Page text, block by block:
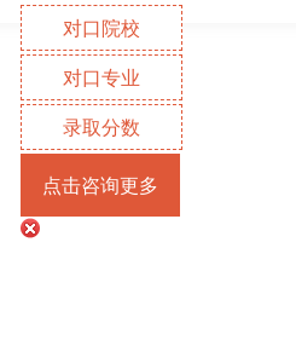
对口院校
对口专业
录取分数
点击咨询更多